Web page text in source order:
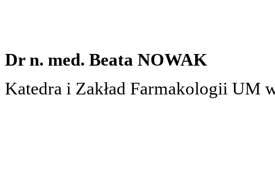
Dr n. med. Beata NOWAK
Katedra i Zakład Farmakologii UM